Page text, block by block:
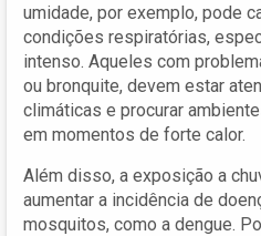
umidade, por exemplo, pode
condições respiratórias,
intenso. Aqueles com
ou bronquite, devem estar
climáticas e procurar
em momentos de forte calor.
Além disso, a exposição a
aumentar a incidência de
mosquitos, como a dengue.